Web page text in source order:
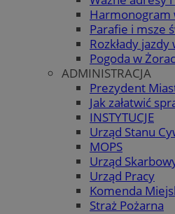
Harmonogram
Parafie i msze
Rozkłady jazdy
Pogoda w
ADMINISTRACJA
Prezydent
Jak załatwić
INSTYTUCJE
Urząd Stanu
MOPS
Urząd
Urząd Pracy
Komenda
Straż Pożarna